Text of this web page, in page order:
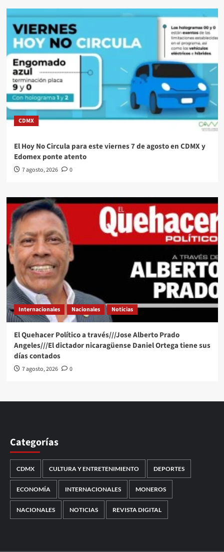
CDMX
El Hoy No Circula para este viernes 7 de agosto en CDMX y
Edomex ponte atento
7 agosto, 2026 0
Internacionales Nacionales Noticias
El Quehacer Político a través///Jose Alberto Prado
Angeles///El dictador nicaragüense Daniel Ortega tiene sus
días contados
7 agosto, 2026 0
Categorías
CDMX CULTURA Y ENTRETENIMIENTO DEPORTES
ECONOMÍA INTERNACIONALES MONEROS
NACIONALES NOTICIAS REVISTA DIGITAL